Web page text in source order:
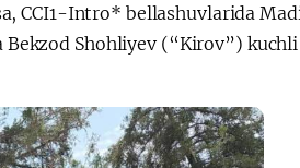
CCI1-Intro* bellashuvlarida
Shohliyev (“Kirov”)